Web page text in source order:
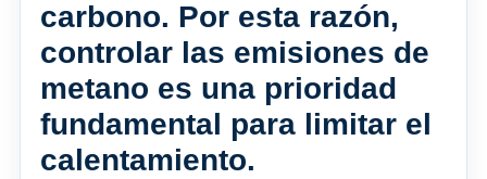
carbono. Por esta razón,
controlar las emisiones de
metano es una prioridad
fundamental para limitar el
calentamiento.